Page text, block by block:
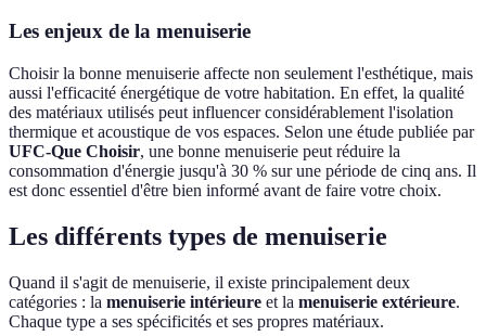
Les enjeux de la menuiserie
Choisir la bonne menuiserie affecte non seulement l'esthétique, mais
aussi l'efficacité énergétique de votre habitation. En effet, la qualité
des matériaux utilisés peut influencer considérablement l'isolation
thermique et acoustique de vos espaces. Selon une étude publiée par
UFC-Que Choisir, une bonne menuiserie peut réduire la
consommation d'énergie jusqu'à 30 % sur une période de cinq ans. Il
est donc essentiel d'être bien informé avant de faire votre choix.
Les différents types de menuiserie
Quand il s'agit de menuiserie, il existe principalement deux
catégories : la menuiserie intérieure et la menuiserie extérieure.
Chaque type a ses spécificités et ses propres matériaux.